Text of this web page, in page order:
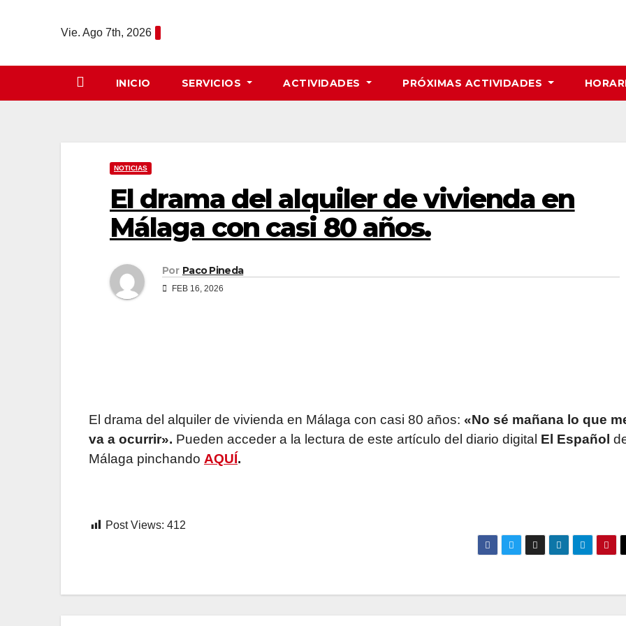
Vie. Ago 7th, 2026
INICIO SERVICIOS ACTIVIDADES PRÓXIMAS ACTIVIDADES
NOTICIAS
El drama del alquiler de vivienda en
Málaga con casi 80 años.
Por Paco Pineda
FEB 16, 2026
El drama del alquiler de vivienda en Málaga con casi 80 años: «No sé mañana lo que
va a ocurrir». Pueden acceder a la lectura de este artículo del diario digital El Español
Málaga pinchando AQUÍ.
Post Views: 412